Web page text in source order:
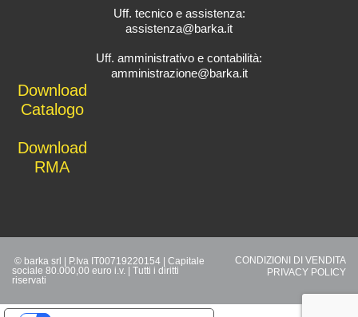
Uff. tecnico e assistenza:
assistenza@barka.it
Uff. amministrativo e contabilità:
amministrazione@barka.it
Download
Catalogo
Download
RMA
© barka srl | P.Iva IT00719220154 | Capitale
sociale 80.000,00 euro i.v. | Tutti i diritti
riservati
CONDIZIONI DI VENDITA
PRIVACY POLICY